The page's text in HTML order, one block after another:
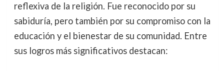
reflexiva de la religión. Fue reconocido por su
sabiduría, pero también por su compromiso con la
educación y el bienestar de su comunidad. Entre
sus logros más significativos destacan: